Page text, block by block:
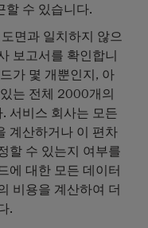
할 수 있습니다.
면과 일치하지 않으
보고서를 확인합니
가 몇 개뿐인지, 아
는 전체 2000개의
서비스 회사는 모든
계산하거나 이 편차
할 수 있는지 여부를
에 대한 모든 데이터
비용을 계산하여 더
.